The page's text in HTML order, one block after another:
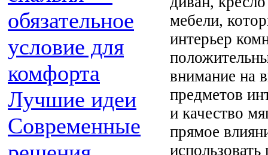
обязательное
условие для
комфорта
Лучшие идеи
Современные
мебели,
интерьер
внимание на
предметов
и качество
прямое